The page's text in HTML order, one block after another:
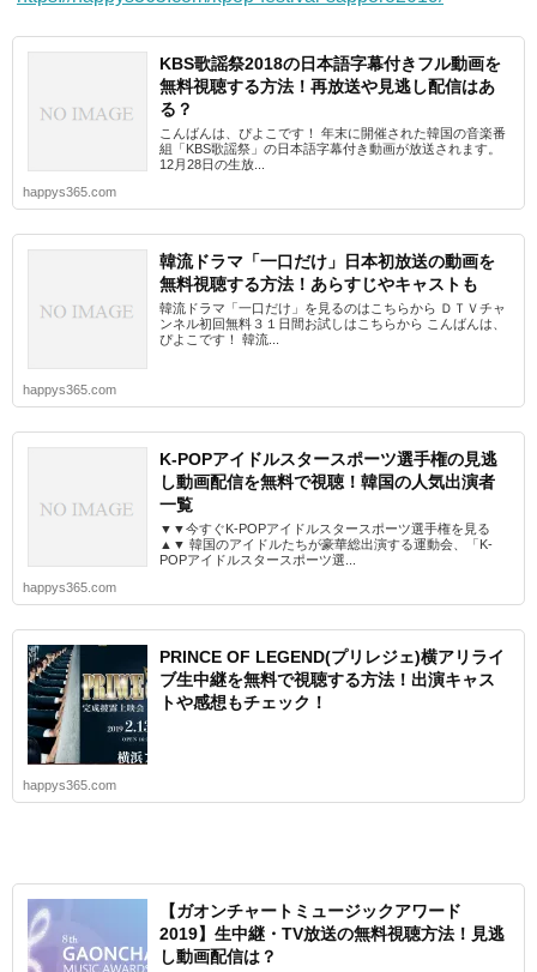
KBS歌謡祭2018の日本語字幕付きフル動画を
無料視聴する方法！再放送や見逃し配信はあ
る？
こんばんは、ぴよこです！ 年末に開催された韓国の音楽番
組「KBS歌謡祭」の日本語字幕付き動画が放送されます。
12月28日の生放...
happys365.com
韓流ドラマ「一口だけ」日本初放送の動画を
無料視聴する方法！あらすじやキャストも
韓流ドラマ「一口だけ」を見るのはこちらから ＤＴＶチャ
ンネル初回無料３１日間お試しはこちらから こんばんは、
ぴよこです！ 韓流...
happys365.com
K-POPアイドルスタースポーツ選手権の見逃
し動画配信を無料で視聴！韓国の人気出演者
一覧
▼▼今すぐK-POPアイドルスタースポーツ選手権を見る
▲▼ 韓国のアイドルたちが豪華総出演する運動会、「K-
POPアイドルスタースポーツ選...
happys365.com
PRINCE OF LEGEND(プリレジェ)横アリライ
ブ生中継を無料で視聴する方法！出演キャス
トや感想もチェック！
happys365.com
【ガオンチャートミュージックアワード
2019】生中継・TV放送の無料視聴方法！見逃
し動画配信は？